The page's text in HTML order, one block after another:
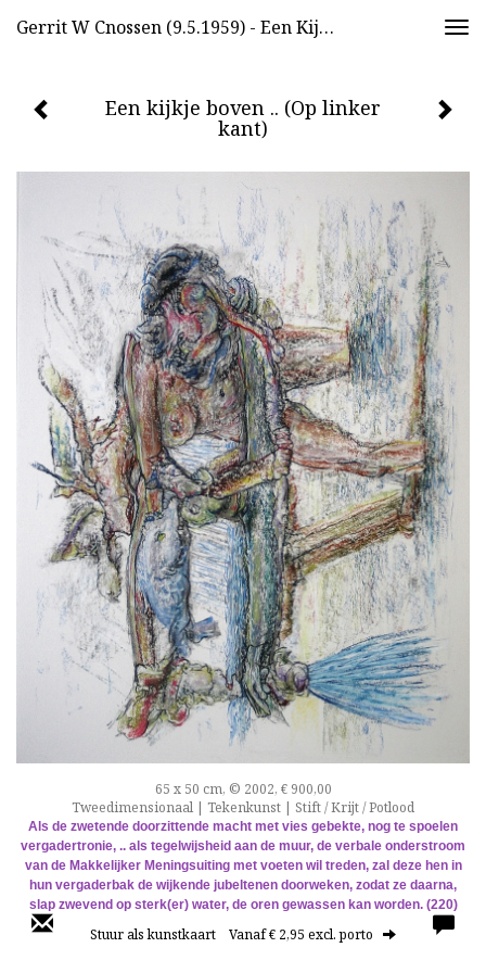
Gerrit W Cnossen (9.5.1959) - Een Kijkje Boven .. (Op Linker Kant)
Een kijkje boven .. (Op linker
kant)
65 x 50 cm, © 2002, € 900,00
Tweedimensionaal | Tekenkunst | Stift / Krijt / Potlood
Als de zwetende doorzittende macht met vies gebekte, nog te spoelen
vergadertronie, .. als tegelwijsheid aan de muur, de verbale onderstroom
van de Makkelijker Meningsuiting met voeten wil treden, zal deze hen in
hun vergaderbak de wijkende jubeltenen doorweken, zodat ze daarna,
slap zwevend op sterk(er) water, de oren gewassen kan worden. (220)
Stuur als kunstkaart Vanaf € 2,95 excl. porto